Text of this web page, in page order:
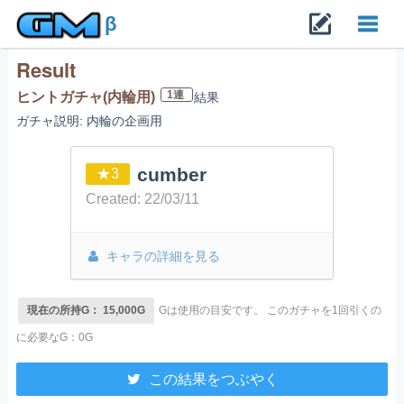
β
Result
ヒントガチャ(内輪用) 1連
結果
ガチャ説明: 内輪の企画用
★3 cumber
Created: 22/03/11
キャラの詳細を見る
現在の所持G： 15,000G Gは使用の目安です。 このガチャを1回引くの
に必要なG：0G
この結果をつぶやく